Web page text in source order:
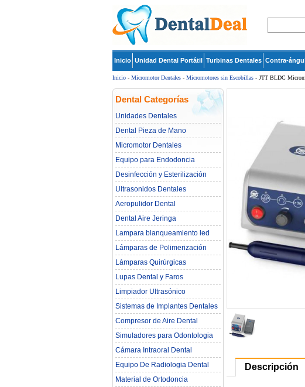
Inicio Unidad Dental Portátil Turbinas Dentales Contra-
Inicio - Micromotor Dentales - Micromotores sin Escobillas - JTT BLDC
Dental Categorías
Unidades Dentales
Dental Pieza de Mano
Micromotor Dentales
Equipo para Endodoncia
Desinfección y Esterilización
Ultrasonidos Dentales
Aeropulidor Dental
Dental Aire Jeringa
Lampara blanqueamiento led
dental
Lámparas de Polimerización
Lámparas Quirúrgicas
Lupas Dental y Faros
Limpiador Ultrasónico
Sistemas de Implantes Dentales
Compresor de Aire Dental
Simuladores para Odontologia
Cámara Intraoral Dental
Equipo De Radiologia Dental‎
Material de Ortodoncia
Descripción